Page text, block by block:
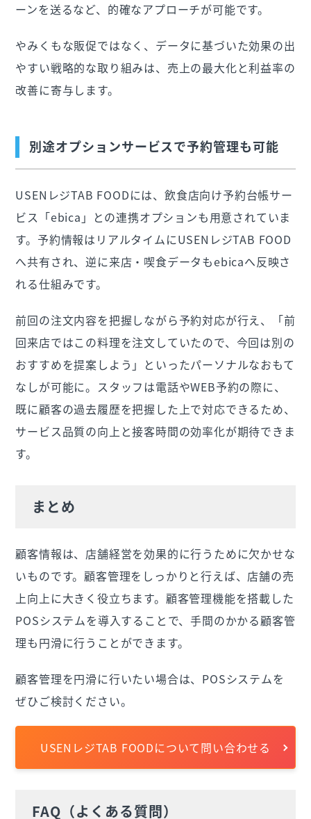
ーンを送るなど、的確なアプローチが可能です。
やみくもな販促ではなく、データに基づいた効果の出
やすい戦略的な取り組みは、売上の最大化と利益率の
改善に寄与します。
別途オプションサービスで予約管理も可能
USENレジTAB FOODには、飲食店向け予約台帳サー
ビス「ebica」との連携オプションも用意されていま
す。予約情報はリアルタイムにUSENレジTAB FOOD
へ共有され、逆に来店・喫食データもebicaへ反映さ
れる仕組みです。
前回の注文内容を把握しながら予約対応が行え、「前
回来店ではこの料理を注文していたので、今回は別の
おすすめを提案しよう」といったパーソナルなおもて
なしが可能に。スタッフは電話やWEB予約の際に、
既に顧客の過去履歴を把握した上で対応できるため、
サービス品質の向上と接客時間の効率化が期待できま
す。
まとめ
顧客情報は、店舗経営を効果的に行うために欠かせな
いものです。顧客管理をしっかりと行えば、店舗の売
上向上に大きく役立ちます。顧客管理機能を搭載した
POSシステムを導入することで、手間のかかる顧客管
理も円滑に行うことができます。
顧客管理を円滑に行いたい場合は、POSシステムを
ぜひご検討ください。
USENレジTAB FOODについて問い合わせる
FAQ（よくある質問）